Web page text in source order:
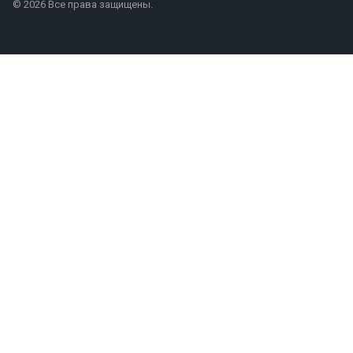
© 2026 Все права защищены.